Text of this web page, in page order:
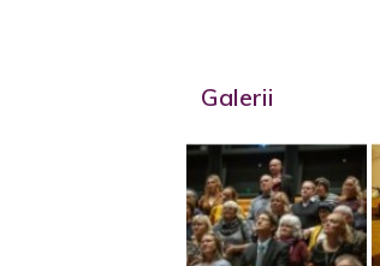
Galerii